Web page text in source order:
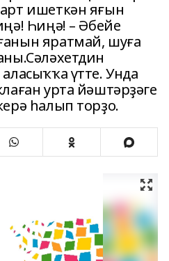
ишеткән яғын
Һиңә! – Әбейе
яратмай, шуға
үтте. Унда
урта йәштәрҙәге
һалып торҙо.